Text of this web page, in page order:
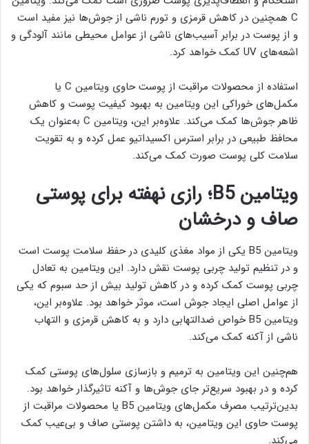
C همچنین در کاهش قرمزی و تورم ناشی از جوش‌ها نیز مفید است
و از پوست در برابر آسیب‌های ناشی از عوامل محیطی مانند آلودگی و
اشعه‌های UV کمک خواهد کرد.
استفاده از محصولات مراقبت از پوست حاوی ویتامین C یا
مکمل‌های خوراکی این ویتامین به بهبود کیفیت پوست و کاهش
ظاهر جوش‌ها کمک می‌کند. علاوه‌بر این، ویتامین C به‌عنوان یک
محافظ طبیعی در برابر استرس اکسیداتیو عمل کرده و به تقویت
سلامت کلی پوست صورت کمک می‌کند.
ویتامین B5؛ رازی نهفته برای پوستی
صاف و درخشان
ویتامین B5 یکی از مواد مغذی کلیدی در حفظ سلامت پوست است
و در تنظیم تولید چربی پوست نقش دارد. این ویتامین به تعادل
چربی پوست کمک کرده و در کاهش تولید بیش از حد سبوم که یکی
از عوامل اصلی ایجاد جوش است، موثر خواهد بود. علاوه‌بر این،
ویتامین B5 خواص ضدالتهابی دارد و به کاهش قرمزی و التهاب
ناشی از آکنه کمک می‌کند.
هم‌چنین این ویتامین به ترمیم و بازسازی سلول‌های پوستی کمک
کرده و در بهبود سریع‌تر جای جوش‌ها و آکنه تاثیرگذار خواهد بود.
بدین‌ترتیب مصرف مکمل‌های ویتامین B5 یا محصولات مراقبت از
پوست حاوی این ویتامین، به داشتن پوستی صاف و بی‌عیب کمک
می‌کند.